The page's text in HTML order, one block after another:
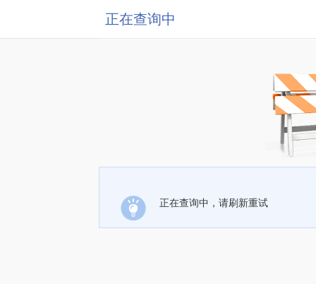
正在查询中
正在查询中，请刷新重试